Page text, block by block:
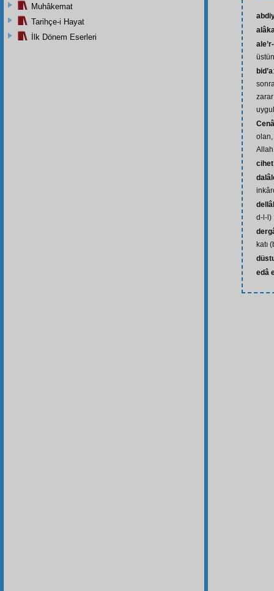
bid’a
cihet
dellâl
d-l-l)
katı
edâ
Muhâkemat
Tarihçe-i Hayat
İlk Dönem Eserleri